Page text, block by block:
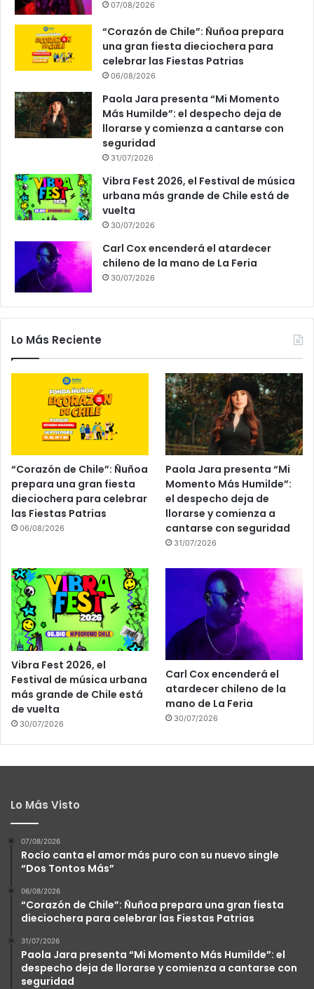
07/08/2026
“Corazón de Chile”: Ñuñoa prepara
una gran fiesta dieciochera para
celebrar las Fiestas Patrias
06/08/2026
Paola Jara presenta “Mi Momento
Más Humilde”: el despecho deja de
llorarse y comienza a cantarse con
seguridad
31/07/2026
Vibra Fest 2026, el Festival de música
urbana más grande de Chile está de
vuelta
30/07/2026
Carl Cox encenderá el atardecer
chileno de la mano de La Feria
30/07/2026
Lo Más Reciente
“Corazón de Chile”: Ñuñoa
prepara una gran fiesta
dieciochera para celebrar
las Fiestas Patrias
06/08/2026
Paola Jara presenta “Mi
Momento Más Humilde”:
el despecho deja de
llorarse y comienza a
cantarse con seguridad
31/07/2026
Vibra Fest 2026, el
Festival de música urbana
más grande de Chile está
de vuelta
30/07/2026
Carl Cox encenderá el
atardecer chileno de la
mano de La Feria
30/07/2026
Lo Más Visto
07/08/2026
Rocío canta el amor más puro con su nuevo single
“Dos Tontos Más”
06/08/2026
“Corazón de Chile”: Ñuñoa prepara una gran fiesta
dieciochera para celebrar las Fiestas Patrias
31/07/2026
Paola Jara presenta “Mi Momento Más Humilde”: el
despecho deja de llorarse y comienza a cantarse con
seguridad